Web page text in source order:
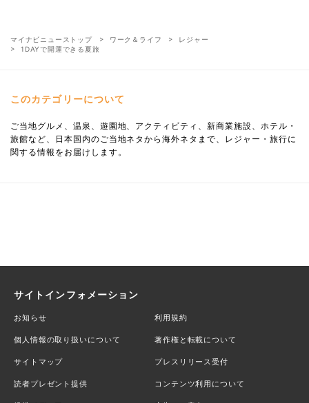
マイナビニューストップ ワーク＆ライフ
レジャー
1DAYで開運できる夏旅
このカテゴリーについて
ご当地グルメ、温泉、遊園地、アクティビティ、新商業施設、ホテル・
旅館など、日本国内のご当地ネタから海外ネタまで、レジャー・旅行に
関する情報をお届けします。
サイトインフォメーション
お知らせ 利用規約
個人情報の取り扱いについて 著作権と転載について
サイトマップ プレスリリース受付
読者プレゼント提供 コンテンツ利用について